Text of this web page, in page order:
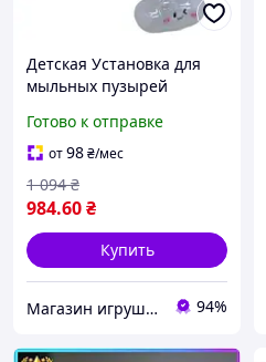
Детская Установка для
мыльных пузырей
батарейках (розовый)
Готово к отправке
от98₴/мес
984.60₴
1 094 ₴
Купить
Магазин игрушек "Toy and Joy" – мир детских мечтаний, вдохновения и развития! 94%